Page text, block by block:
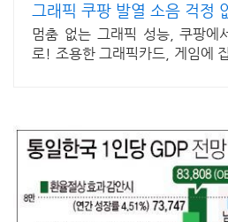
그래픽 쿠팡 발열 소음 걱정
멈춤 없는 그래픽 성능, 쿠팡에
로! 조용한 그래픽카드, 게임에